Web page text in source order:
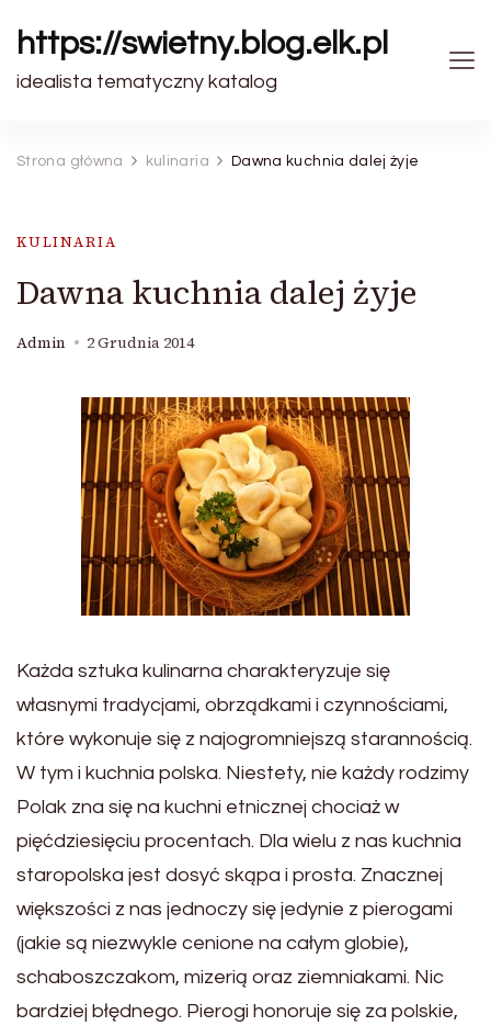
https://swietny.blog.elk.pl
idealista tematyczny katalog
Strona główna kulinaria Dawna kuchnia dalej żyje
KULINARIA
Dawna kuchnia dalej żyje
Admin 2 Grudnia 2014
Każda sztuka kulinarna charakteryzuje się
własnymi tradycjami, obrządkami i czynnościami,
które wykonuje się z najogromniejszą starannością.
W tym i kuchnia polska. Niestety, nie każdy rodzimy
Polak zna się na kuchni etnicznej chociaż w
pięćdziesięciu procentach. Dla wielu z nas kuchnia
staropolska jest dosyć skąpa i prosta. Znacznej
większości z nas jednoczy się jedynie z pierogami
(jakie są niezwykle cenione na całym globie),
schaboszczakom, mizerią oraz ziemniakami. Nic
bardziej błędnego. Pierogi honoruje się za polskie,